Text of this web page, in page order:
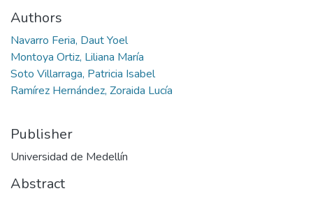
Authors
Navarro Feria, Daut Yoel
Montoya Ortiz, Liliana María
Soto Villarraga, Patricia Isabel
Ramírez Hernández, Zoraida Lucía
Publisher
Universidad de Medellín
Abstract